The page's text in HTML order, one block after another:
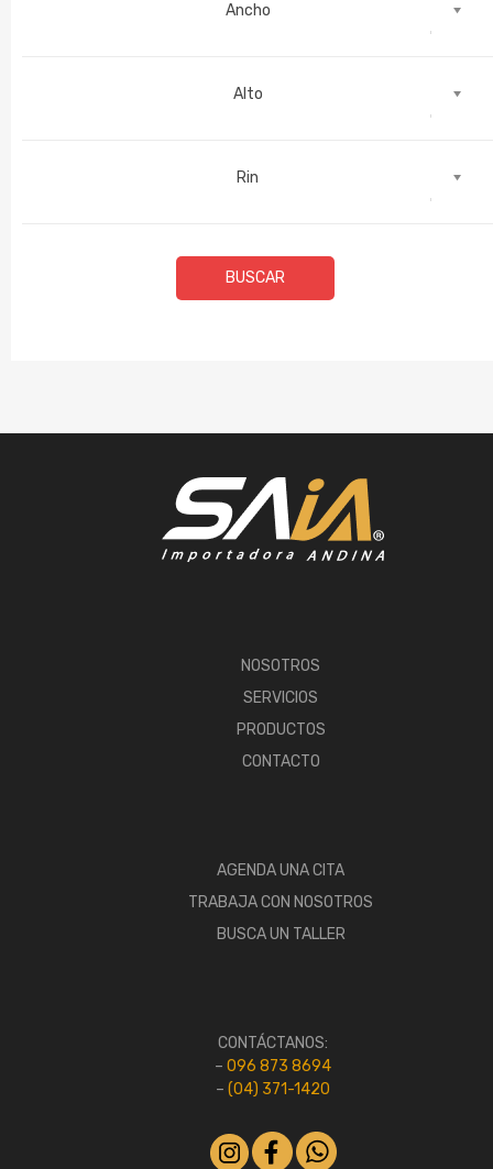
Ancho
Alto
Rin
BUSCAR
NOSOTROS
SERVICIOS
PRODUCTOS
CONTACTO
AGENDA UNA CITA
TRABAJA CON NOSOTROS
BUSCA UN TALLER
CONTÁCTANOS:
– 096 873 8694
– (04) 371-1420